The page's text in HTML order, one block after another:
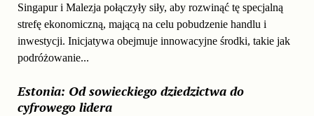
Singapur i Malezja połączyły siły, aby rozwinąć tę specjalną
strefę ekonomiczną, mającą na celu pobudzenie handlu i
inwestycji. Inicjatywa obejmuje innowacyjne środki, takie jak
podróżowanie...
Estonia: Od sowieckiego dziedzictwa do
cyfrowego lidera